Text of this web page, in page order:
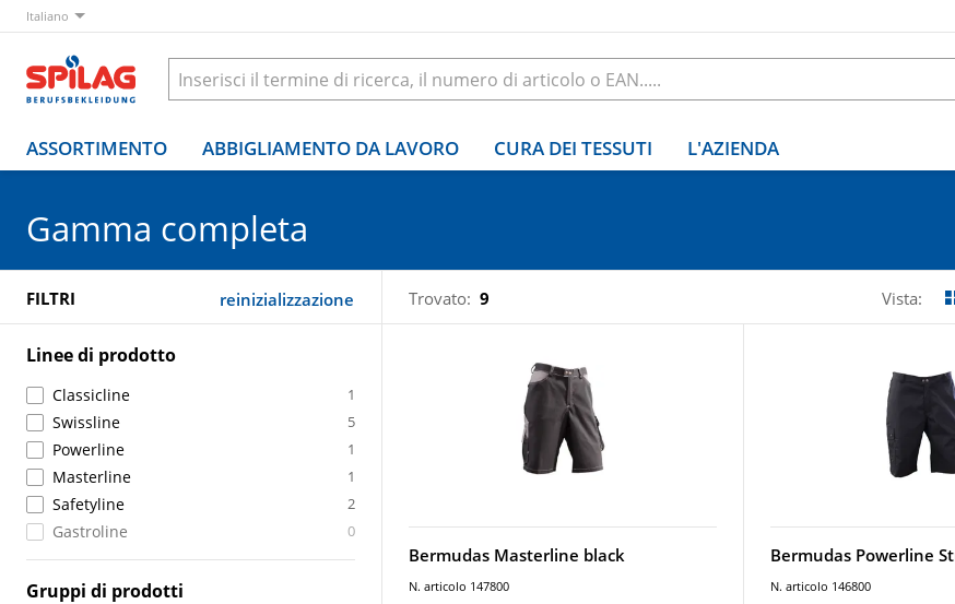
Italiano
ASSORTIMENTO ABBIGLIAMENTO DA LAVORO CURA DEI TESSUTI L'AZIENDA
Gamma completa
FILTRI reinizializzazione Trovato: 9 Vista:
Linee di prodotto
Classicline 1
Swissline 5
Powerline 1
Masterline 1
Safetyline 2
Gastroline 0
Gruppi di prodotti
Bermudas Masterline black
N. articolo 147800
Bermudas Powerline
N. articolo 146800